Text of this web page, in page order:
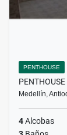
PENTHOUSE
Medellín,
4Alcobas